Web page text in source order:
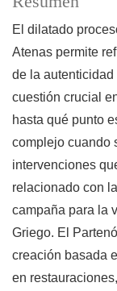
El dilatado
Atenas permite
de la
cuestión crucial
hasta qué punto
complejo cuando
intervenciones
relacionado con
campaña para la
Griego. El
creación basada
en